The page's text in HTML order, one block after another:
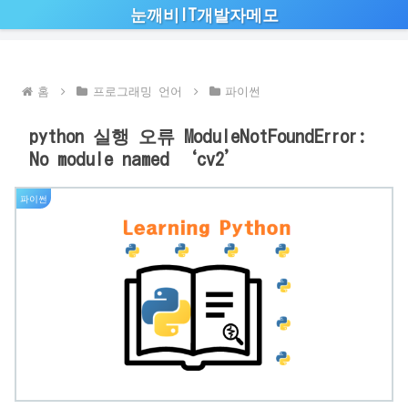
눈깨비IT개발자메모
홈 프로그래밍 언어 파이썬
python 실행 오류 ModuleNotFoundError:
No module named ‘cv2’
파이썬